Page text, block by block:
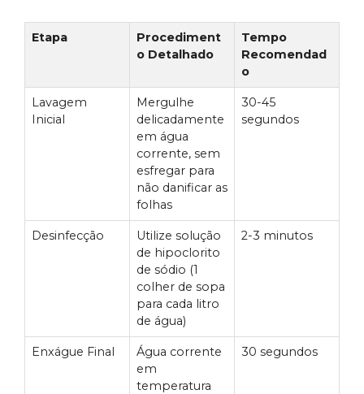
Etapa
Procediment
o Detalhado
Tempo
Recomendad
o
Lavagem
Inicial
Mergulhe
delicadamente
em água
corrente, sem
esfregar para
não danificar as
folhas
30-45
segundos
Desinfecção
Utilize solução
de hipoclorito
de sódio (1
colher de sopa
para cada litro
de água)
2-3 minutos
Enxágue Final
Água corrente
em
temperatura
30 segundos